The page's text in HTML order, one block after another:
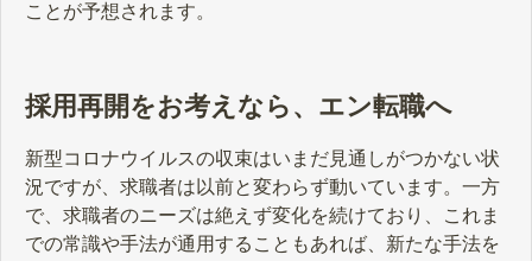
ことが予想されます。
採用再開をお考えなら、エン転職へ
新型コロナウイルスの収束はいまだ見通しがつかない状
況ですが、求職者は以前と変わらず動いています。一方
で、求職者のニーズは絶えず変化を続けており、これま
での常識や手法が通用することもあれば、新たな手法を